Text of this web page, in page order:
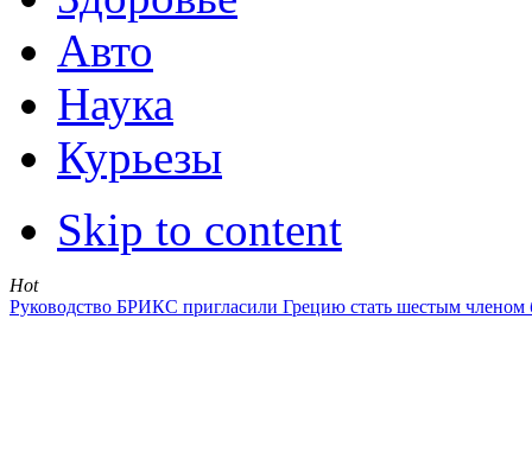
Авто
Наука
Курьезы
Skip to content
Hot
Руководство БРИКС пригласили Грецию стать шестым членом